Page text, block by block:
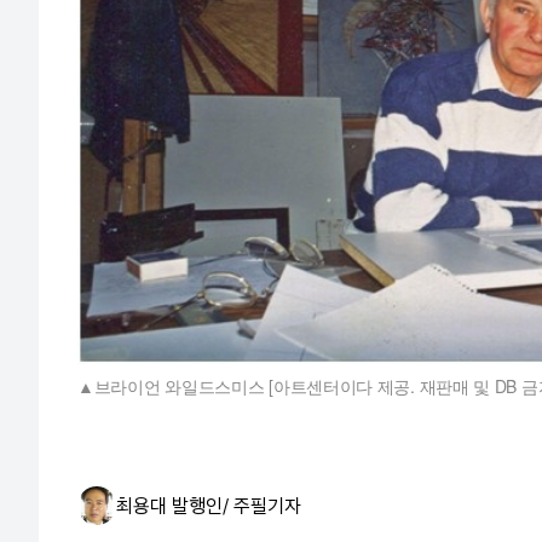
브라이언 와일드스미스 [아트센터이다 제공. 재판매 및 DB 금
최용대 발행인/ 주필기자